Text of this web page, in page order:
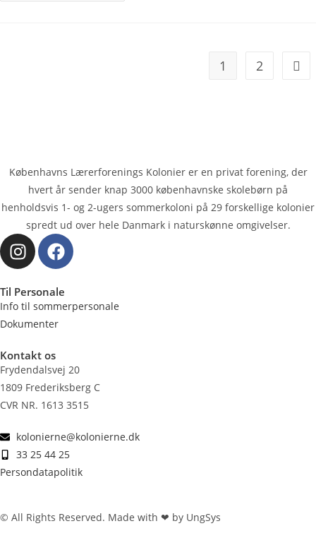
1 2
Københavns Lærerforenings Kolonier er en privat forening, der
hvert år sender knap 3000 køben­havnske skolebørn på
henholdsvis 1- og 2-ugers sommerkoloni på 29 forskellige kolonier
spredt ud over hele Danmark i naturskønne omgivelser.
Til Personale
Info til sommerpersonale
Dokumenter
Kontakt os
Frydendalsvej 20
1809 Frederiksberg C
CVR NR. 1613 3515
kolonierne@kolonierne.dk
33 25 44 25
Persondatapolitik
© All Rights Reserved. Made with ❤ by UngSys